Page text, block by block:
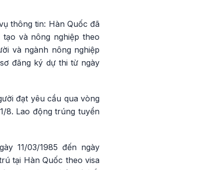
thông tin: Hàn Quốc đã
và nông nghiệp theo
và ngành nông nghiệp
đăng ký dự thi từ ngày
đạt yêu cầu qua vòng
8. Lao động trúng tuyển
11/03/1985 đến ngày
tại Hàn Quốc theo visa